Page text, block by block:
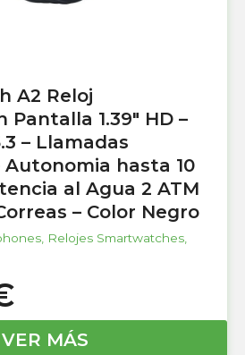
A2 Reloj
1.39″ HD –
– Llamadas
hasta 10
al Agua 2 ATM
– Color Negro
Relojes Smartwatches
VER MÁS